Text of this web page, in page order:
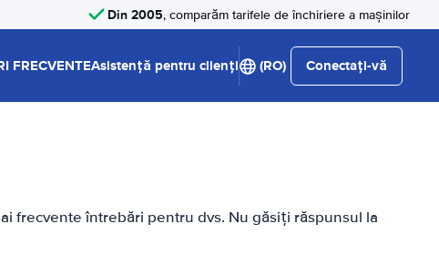
Din 2005, comparăm tarifele de închiriere a mașinilor
FRECVENTEAsistență pentru clienți (RO) Conectați-vă
frecvente întrebări pentru dvs. Nu găsiți răspunsul la